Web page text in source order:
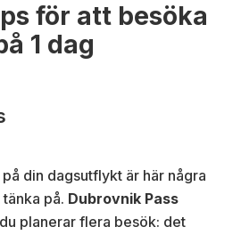
för att besöka
1 dag
din dagsutflykt är här några
på. Dubrovnik Pass
planerar flera besök: det